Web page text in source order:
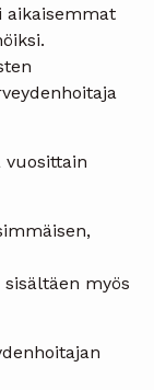
aikaisemmat
myös